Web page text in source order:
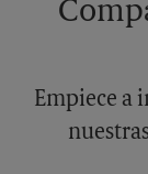
Empiece a